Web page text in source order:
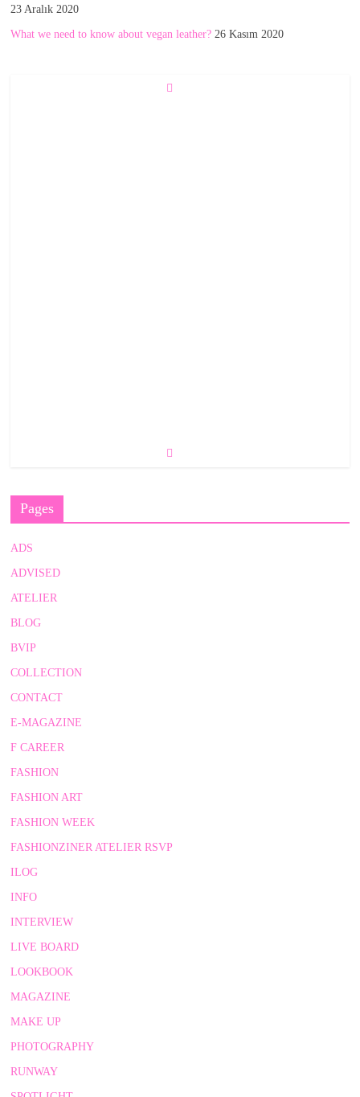
23 Aralık 2020
What we need to know about vegan leather? 26 Kasım 2020
Pages
ADS
ADVISED
ATELIER
BLOG
BVIP
COLLECTION
CONTACT
E-MAGAZINE
F CAREER
FASHION
FASHION ART
FASHION WEEK
FASHIONZINER ATELIER RSVP
ILOG
INFO
INTERVIEW
LIVE BOARD
LOOKBOOK
MAGAZINE
MAKE UP
PHOTOGRAPHY
RUNWAY